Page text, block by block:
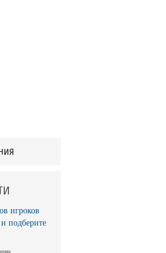
игроков
подберите